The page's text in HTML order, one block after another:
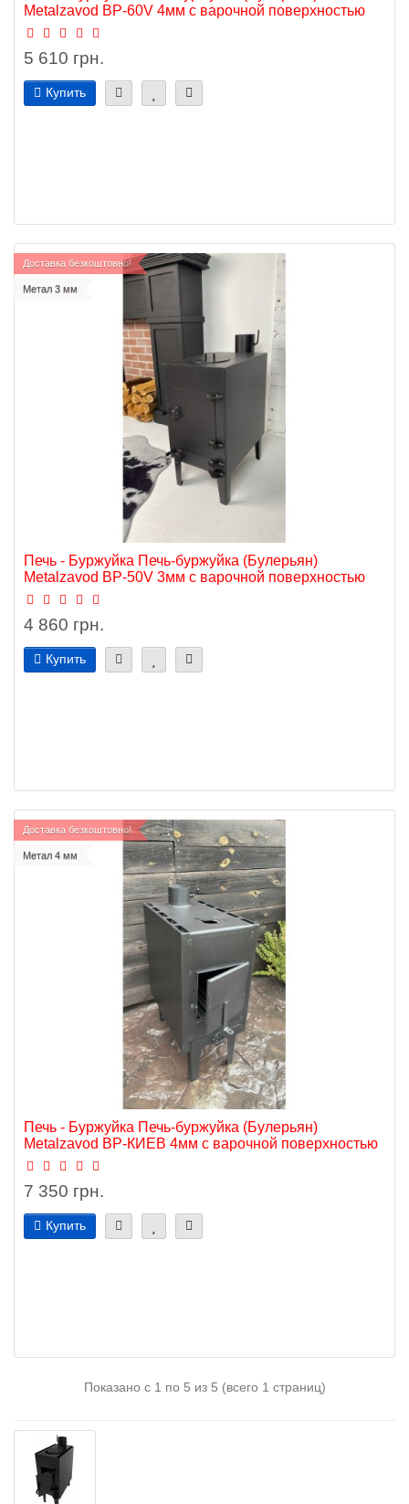
Metalzavod BP-60V 4мм с варочной поверхностью
5 610 грн.
Купить
Доставка безкоштовно!
Метал 3 мм
Печь - Буржуйка Печь-буржуйка (Булерьян)
Metalzavod BP-50V 3мм с варочной поверхностью
4 860 грн.
Купить
Доставка безкоштовно!
Метал 4 мм
Печь - Буржуйка Печь-буржуйка (Булерьян)
Metalzavod BP-КИЕВ 4мм с варочной поверхностью
7 350 грн.
Купить
Показано с 1 по 5 из 5 (всего 1 страниц)